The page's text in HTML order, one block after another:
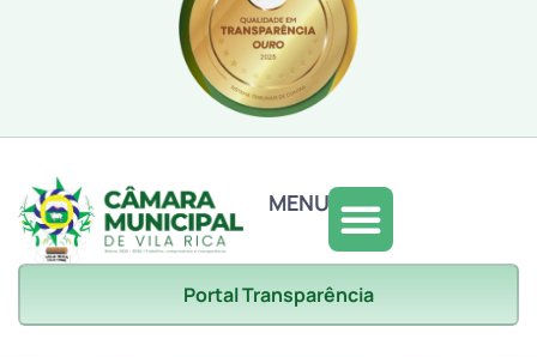
MENU
Portal Transparência